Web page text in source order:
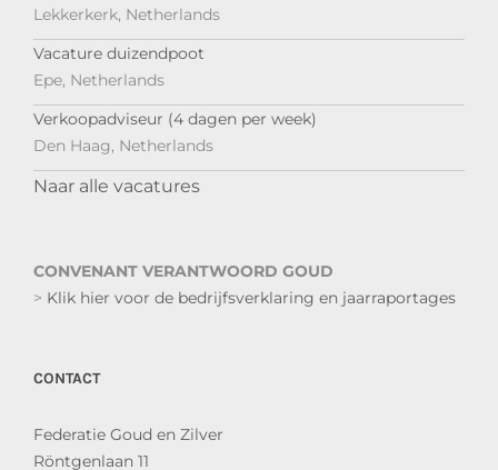
Lekkerkerk, Netherlands
Vacature duizendpoot
Epe, Netherlands
Verkoopadviseur (4 dagen per week)
Den Haag, Netherlands
Naar alle vacatures
CONVENANT VERANTWOORD GOUD
> Klik hier voor de bedrijfsverklaring en jaarraportages
CONTACT
Federatie Goud en Zilver
Röntgenlaan 11